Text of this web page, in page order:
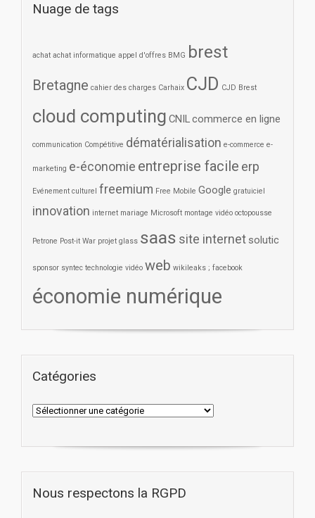
Nuage de tags
achat achat informatique appel d'offres BMG brest
Bretagne cahier des charges Carhaix CJD CJD Brest
cloud computing CNILcommerce en ligne
communication Compétitive dématérialisation e-commerce e-
marketing e-économie entreprise facile erp
Evénement culturel freemium Free Mobile Google gratuiciel
innovation internet mariage Microsoft montage vidéo octopousse
Petrone Post-it War projet glass saas site internet solutic
sponsor syntec technologie vidéo web wikileaks ; facebook
économie numérique
Catégories
Nous respectons la RGPD